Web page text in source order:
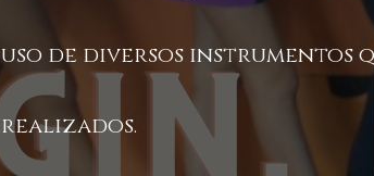
uso de diversos instrumentos
realizados.